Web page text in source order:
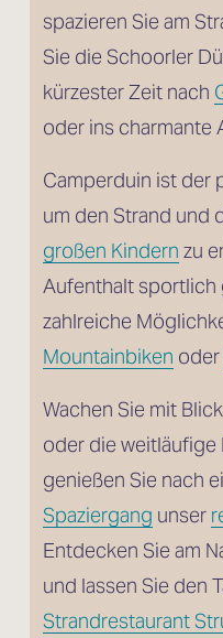
spazieren Sie am
Sie die Schoorler
kürzester Zeit nach
oder ins charmante
Camperduin ist der
um den Strand und
großen Kindern zu
Aufenthalt sportlich
zahlreiche
Mountainbiken oder
Wachen Sie mit
oder die
genießen Sie nach
Spaziergang unser
Entdecken Sie am
Strandrestaurant